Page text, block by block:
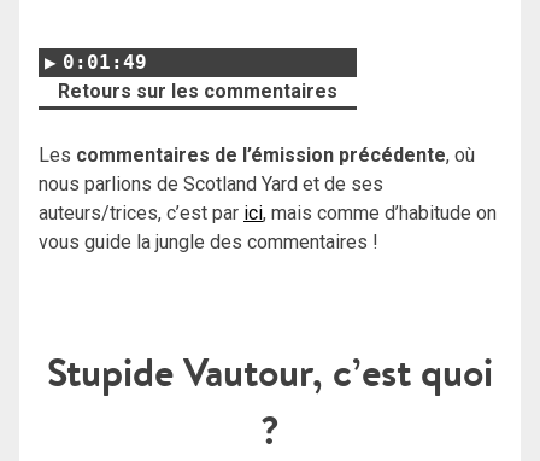
0:01:49
Retours sur les commentaires
Les commentaires de l’émission précédente, où
nous parlions de Scotland Yard et de ses
auteurs/trices, c’est par ici, mais comme d’habitude on
vous guide la jungle des commentaires !
Stupide Vautour, c’est quoi
?